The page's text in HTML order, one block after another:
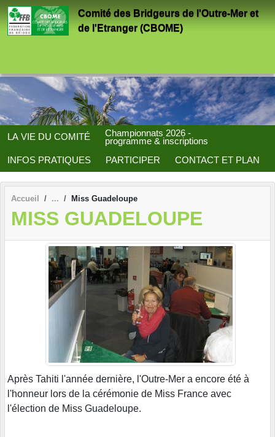
Comité des Bridgeurs de l'Outre-Mer et
de l'Etranger (CBOME)
LA VIE DU COMITÉ Championnats 2026 -
programme & inscriptions
INFOS PRATIQUES
PARTICIPER CONTACT ET PLAN
Accueil Miss Guadeloupe
MISS GUADELOUPE
Après Tahiti l'année dernière, l'Outre-Mer a encore été à
l'honneur lors de la cérémonie de Miss France avec
l'élection de Miss Guadeloupe.
Panneau de gestion des cookies